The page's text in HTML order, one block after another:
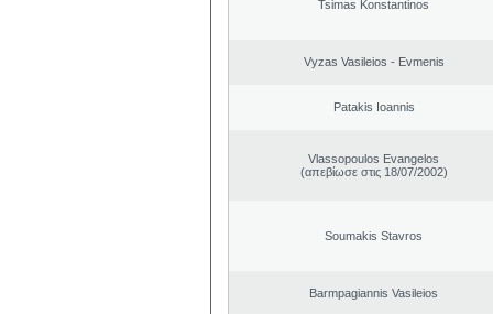
Tsimas Konstantinos
Vyzas Vasileios - Evmenis
Patakis Ioannis
Vlassopoulos Evangelos
(απεβίωσε στις 18/07/2002)
Soumakis Stavros
Barmpagiannis Vasileios